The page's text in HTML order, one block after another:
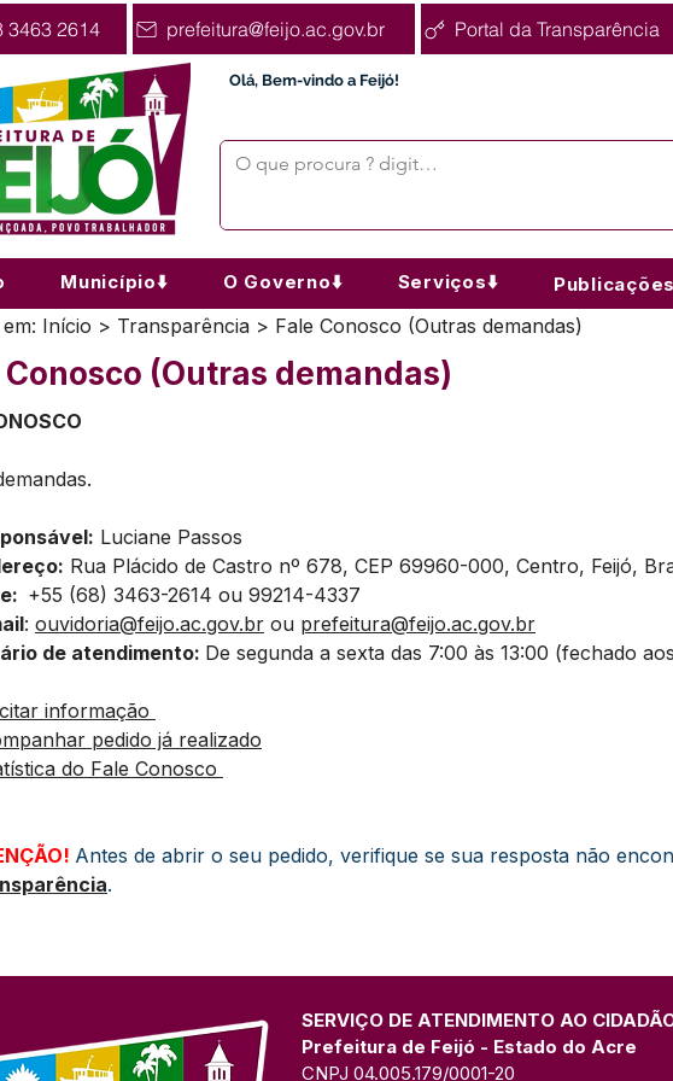
3463 2614 prefeitura@feijo.ac.gov.br Portal da Transparência
Olá, Bem-vindo a Feijó!
Município⬇️ O Governo⬇️ Serviços⬇️ Publicações
Início > Transparência > Fale Conosco (Outras demandas)
Conosco (Outras demandas)
Luciane Passos
Rua Plácido de Castro nº 678, CEP 69960-000, Centro, Feijó​,
+55 (68) 3463-2614 ou 99214-4337
: ouvidoria@feijo.ac.gov.br ou prefeitura@feijo.ac.gov.br
de atendimento: De segunda a sexta das 7:00 às 13:00 (fechado
informação
pedido já realizado
do Fale Conosco
Antes de abrir o seu pedido, verifique se sua resposta não
.
SERVIÇO DE ATENDIMENTO AO
Prefeitura de Feijó - Estado do Acre
CNPJ 04.005.179/0001-20